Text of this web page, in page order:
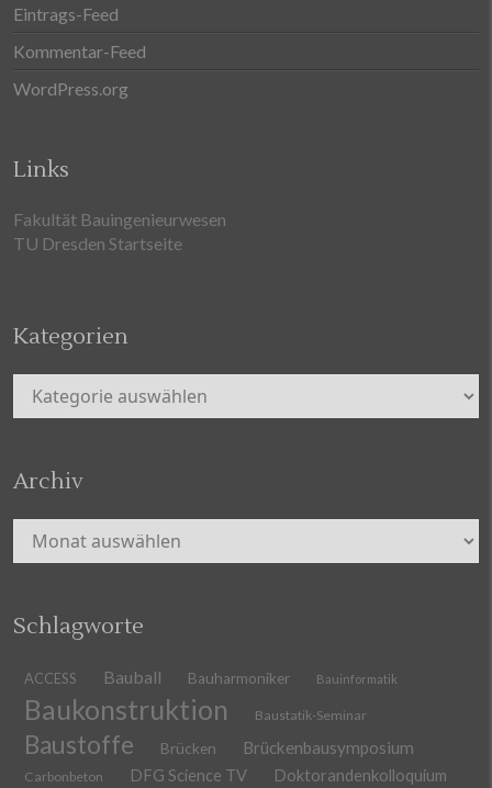
Eintrags-Feed
Kommentar-Feed
WordPress.org
Links
Fakultät Bauingenieurwesen
TU Dresden Startseite
Kategorien
Kategorien
Archiv
Archiv
Schlagworte
ACCESS Bauball Bauharmoniker Bauinformatik
Baukonstruktion Baustatik-Seminar
Baustoffe Brücken Brückenbausymposium
Carbonbeton DFG Science TV Doktorandenkolloquium